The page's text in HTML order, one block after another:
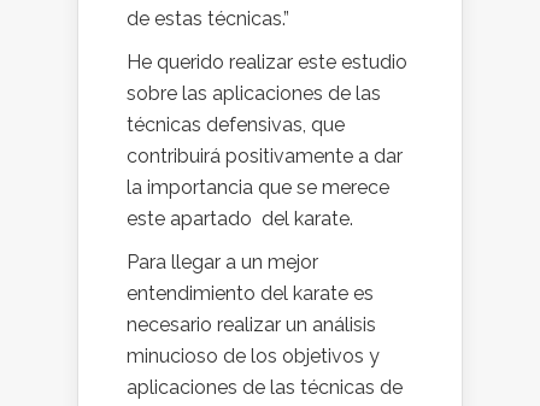
de estas técnicas.”
He querido realizar este estudio
sobre las aplicaciones de las
técnicas defensivas, que
contribuirá positivamente a dar
la importancia que se merece
este apartado del karate.
Para llegar a un mejor
entendimiento del karate es
necesario realizar un análisis
minucioso de los objetivos y
aplicaciones de las técnicas de